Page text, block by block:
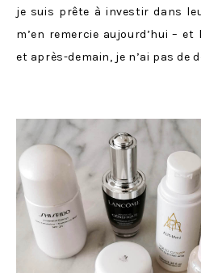
je suis prête à investir dans
m’en remercie aujourd’hui –
et après-demain, je n’ai pas de